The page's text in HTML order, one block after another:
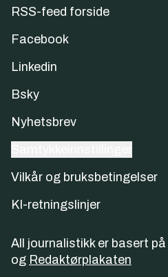
RSS-feed forside
Facebook
Linkedin
Bsky
Nyhetsbrev
Vilkår og bruksbetingelser
KI-retningslinjer
All journalistikk er basert på
og Redaktørplakaten